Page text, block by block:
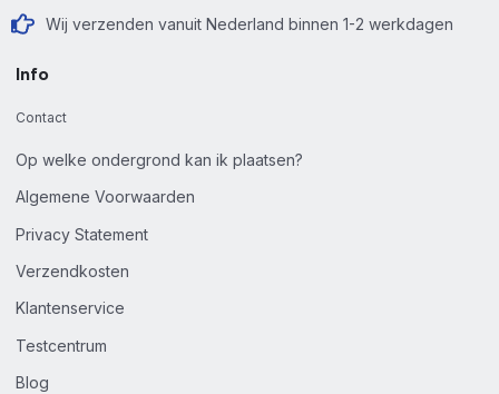
Wij verzenden vanuit Nederland binnen 1-2 werkdagen
Info
Contact
Op welke ondergrond kan ik plaatsen?
Algemene Voorwaarden
Privacy Statement
Verzendkosten
Klantenservice
Testcentrum
Blog